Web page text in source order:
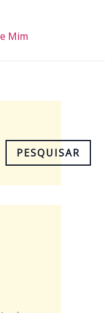
Mim
PESQUISAR